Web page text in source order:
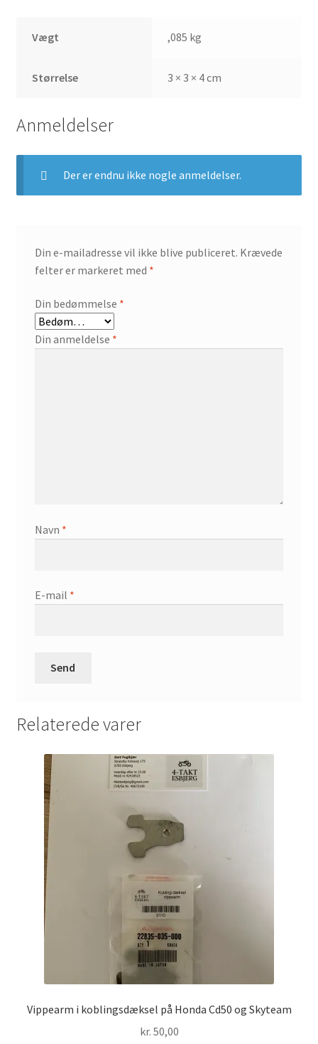
Vægt ,085 kg
Størrelse 3 × 3 × 4 cm
Anmeldelser
Der er endnu ikke nogle anmeldelser.
Din e-mailadresse vil ikke blive publiceret. Krævede
felter er markeret med *
Din bedømmelse *
Din anmeldelse *
Navn *
E-mail *
Relaterede varer
Vippearm i koblingsdæksel på Honda Cd50 og Skyteam
kr. 50,00